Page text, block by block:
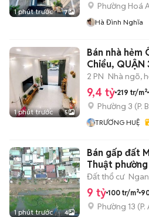
1 phút trước 7
Phường Hoá
Hà Đình Nghĩa
1 phút trước 5
Bán nhà hẻm
Chiểu, QUẬN
tỷ
2 PN Nhà ngõ,
9,4 tỷ 219 tr/m²
Phường 3 (P.
TRƯƠNG HUỆ
1 phút trước 4
Bán gấp đất
Thuật
90m2 9tỏi
Đất thổ cư
9 tỷ 100 tr/m²
Phường 13 (